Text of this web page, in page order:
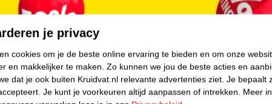
je privacy
cookies om je de beste online ervaring te bieden en om onze
en makkelijker te maken. Zo kunnen we jou de beste acties en
dat je ook buiten Kruidvat.nl relevante advertenties ziet. Je bepaalt
Je kunt je voorkeuren altijd aanpassen of intrekken. Meer